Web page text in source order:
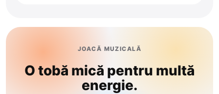
JOACĂ MUZICALĂ
O tobă mică pentru multă
energie.